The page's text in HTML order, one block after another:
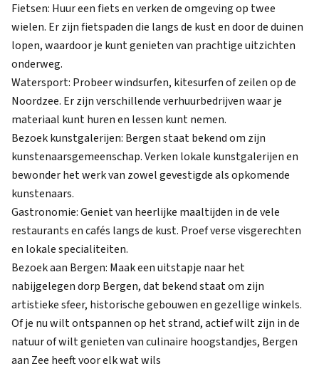
Fietsen: Huur een fiets en verken de omgeving op twee
wielen. Er zijn fietspaden die langs de kust en door de duinen
lopen, waardoor je kunt genieten van prachtige uitzichten
onderweg.
Watersport: Probeer windsurfen, kitesurfen of zeilen op de
Noordzee. Er zijn verschillende verhuurbedrijven waar je
materiaal kunt huren en lessen kunt nemen.
Bezoek kunstgalerijen: Bergen staat bekend om zijn
kunstenaarsgemeenschap. Verken lokale kunstgalerijen en
bewonder het werk van zowel gevestigde als opkomende
kunstenaars.
Gastronomie: Geniet van heerlijke maaltijden in de vele
restaurants en cafés langs de kust. Proef verse visgerechten
en lokale specialiteiten.
Bezoek aan Bergen: Maak een uitstapje naar het
nabijgelegen dorp Bergen, dat bekend staat om zijn
artistieke sfeer, historische gebouwen en gezellige winkels.
Of je nu wilt ontspannen op het strand, actief wilt zijn in de
natuur of wilt genieten van culinaire hoogstandjes, Bergen
aan Zee heeft voor elk wat wils